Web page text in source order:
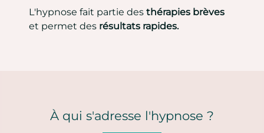
L'hypnose fait partie des thérapies brèves
et permet des résultats rapides.
À qui s'adresse l'hypnose ?